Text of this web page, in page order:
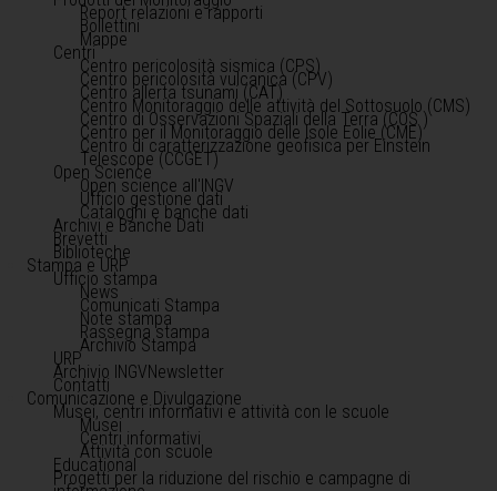
Report relazioni e rapporti
Bollettini
Mappe
Centri
Centro pericolosità sismica (CPS)
Centro pericolosità vulcanica (CPV)
Centro allerta tsunami (CAT)
Centro Monitoraggio delle attività del Sottosuolo (CMS)
Centro di Osservazioni Spaziali della Terra (COS )
Centro per il Monitoraggio delle Isole Eolie (CME)
Centro di caratterizzazione geofisica per Einstein
Telescope (CCGET)
Open Science
Open science all'INGV
Ufficio gestione dati
Cataloghi e banche dati
Archivi e Banche Dati
Brevetti
Biblioteche
Stampa e URP
Ufficio stampa
News
Comunicati Stampa
Note stampa
Rassegna stampa
Archivio Stampa
URP
Archivio INGVNewsletter
Contatti
Comunicazione e Divulgazione
Musei, centri informativi e attività con le scuole
Musei
Centri informativi
Attività con scuole
Educational
Progetti per la riduzione del rischio e campagne di